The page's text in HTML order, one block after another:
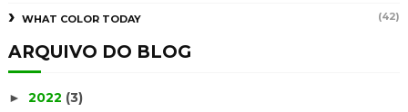
WHAT COLOR TODAY (42)
ARQUIVO DO BLOG
► 2022 (3)